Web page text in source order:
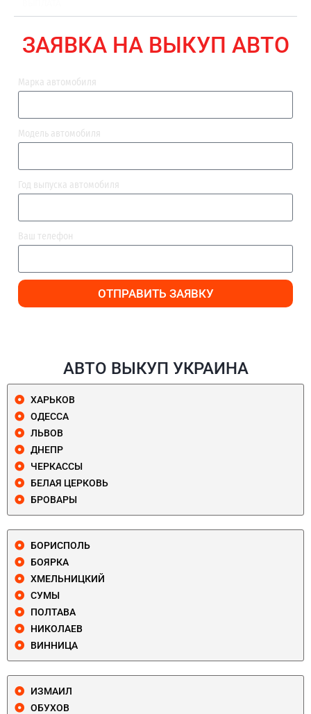
ЗАЯВКА НА ВЫКУП АВТО
Марка автомобиля
Модель автомобиля
Год выпуска автомобиля
Ваш телефон
ОТПРАВИТЬ ЗАЯВКУ
АВТО ВЫКУП УКРАИНА
ХАРЬКОВ
ОДЕССА
ЛЬВОВ
ДНЕПР
ЧЕРКАССЫ
БЕЛАЯ ЦЕРКОВЬ
БРОВАРЫ
БОРИСПОЛЬ
БОЯРКА
ХМЕЛЬНИЦКИЙ
СУМЫ
ПОЛТАВА
НИКОЛАЕВ
ВИННИЦА
ИЗМАИЛ
ОБУХОВ